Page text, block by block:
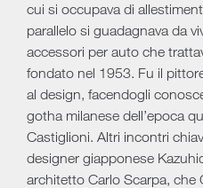
cui si occupava di
parallelo si guadagnava da
accessori per auto che
fondato nel 1953. Fu il
al design, facendogli
gotha milanese dell’epoca
Castiglioni. Altri incontri
designer giapponese
architetto Carlo Scarpa, che